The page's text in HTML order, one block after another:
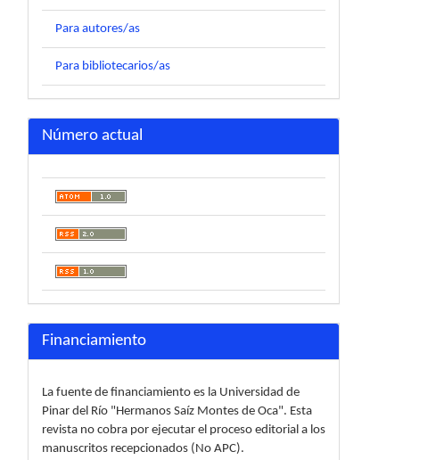
Para autores/as
Para bibliotecarios/as
Número actual
Financiamiento
La fuente de financiamiento es la Universidad de
Pinar del Río "Hermanos Saíz Montes de Oca". Esta
revista no cobra por ejecutar el proceso editorial a los
manuscritos recepcionados (No APC).